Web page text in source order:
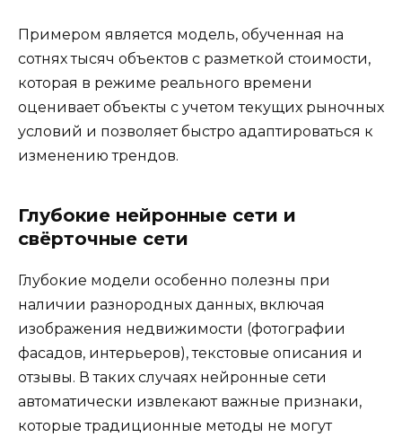
Примером является модель, обученная на
сотнях тысяч объектов с разметкой стоимости,
которая в режиме реального времени
оценивает объекты с учетом текущих рыночных
условий и позволяет быстро адаптироваться к
изменению трендов.
Глубокие нейронные сети и
свёрточные сети
Глубокие модели особенно полезны при
наличии разнородных данных, включая
изображения недвижимости (фотографии
фасадов, интерьеров), текстовые описания и
отзывы. В таких случаях нейронные сети
автоматически извлекают важные признаки,
которые традиционные методы не могут